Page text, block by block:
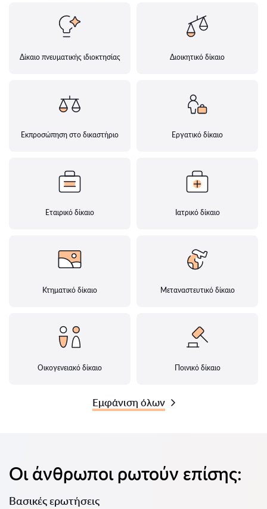
Δίκαιο πνευματικής ιδιοκτησίας Διοικητικό δίκαιο
Εκπροσώπηση στο δικαστήριο Εργατικό δίκαιο
Εταιρικό δίκαιο Ιατρικό δίκαιο
Κτηματικό δίκαιο Μεταναστευτικό δίκαιο
Οικογενειακό δίκαιο Ποινικό δίκαιο
Εμφάνιση όλων
Οι άνθρωποι ρωτούν επίσης:
Βασικές ερωτήσεις